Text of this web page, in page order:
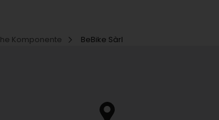
Komponente BeBike Sàrl